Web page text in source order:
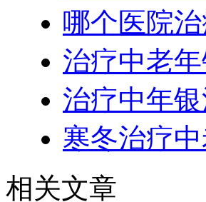
哪个医院
治疗中老
治疗中年
寒冬治疗
相关文章